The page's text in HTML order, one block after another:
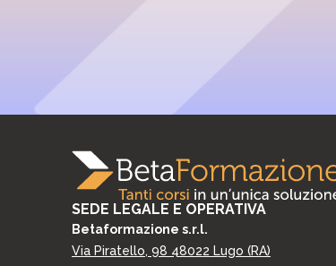
SEDE LEGALE E OPERATIVA
Betaformazione s.r.l.
Via Piratello, 98 48022 Lugo (RA)